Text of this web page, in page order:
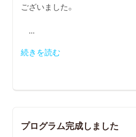
ございました。
...
続きを読む
プログラム完成しました